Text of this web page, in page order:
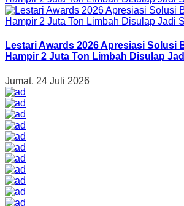
Lestari Awards 2026 Apresiasi Solusi
Hampir 2 Juta Ton Limbah Disulap
Jumat, 24 Juli 2026